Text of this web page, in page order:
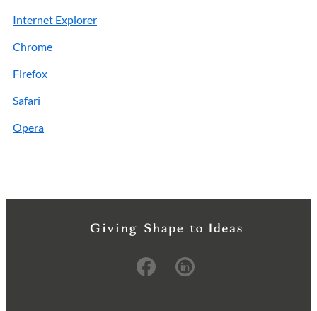
Internet Explorer
Chrome
Firefox
Safari
Opera